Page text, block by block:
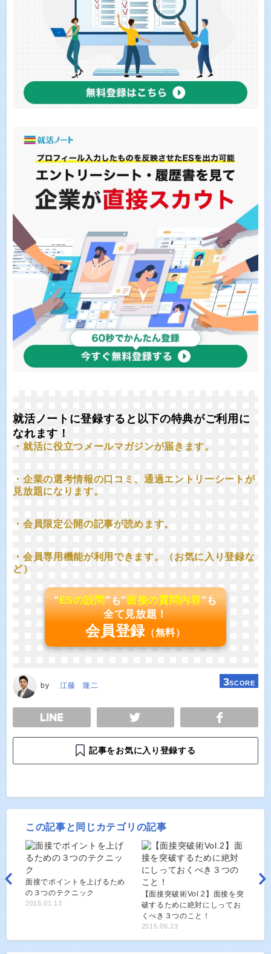
就活ノートに登録すると以下の特典がご利用に
なれます！
・就活に役立つメールマガジンが届きます。
・企業の選考情報の口コミ、通過エントリーシートが
見放題になります。
・会員限定公開の記事が読めます。
・会員専用機能が利用できます。（お気に入り登録な
ど）
"ESの設問"も"面接の質問内容"も
全て見放題！
会員登録 （無料）
by 江藤 隆二 3SCORE
TWEET
記事をお気に入り登録する
この記事と同じカテゴリの記事
面接でポイントを上げるため
の３つのテクニック
2015.01.13
【面接突破術Vol.2】面接を突
破するために絶対にしってお
くべき３つのこと！
2015.06.23